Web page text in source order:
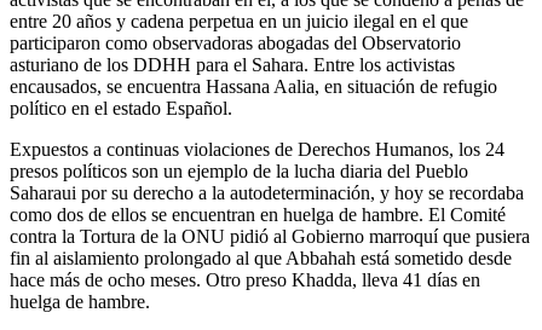
entre 20 años y cadena perpetua en un juicio ilegal en el que
participaron como observadoras abogadas del Observatorio
asturiano de los DDHH para el Sahara. Entre los activistas
encausados, se encuentra Hassana Aalia, en situación de refugio
político en el estado Español.
Expuestos a continuas violaciones de Derechos Humanos, los 24
presos políticos son un ejemplo de la lucha diaria del Pueblo
Saharaui por su derecho a la autodeterminación, y hoy se recordaba
como dos de ellos se encuentran en huelga de hambre. El Comité
contra la Tortura de la ONU pidió al Gobierno marroquí que pusiera
fin al aislamiento prolongado al que Abbahah está sometido desde
hace más de ocho meses. Otro preso Khadda, lleva 41 días en
huelga de hambre.